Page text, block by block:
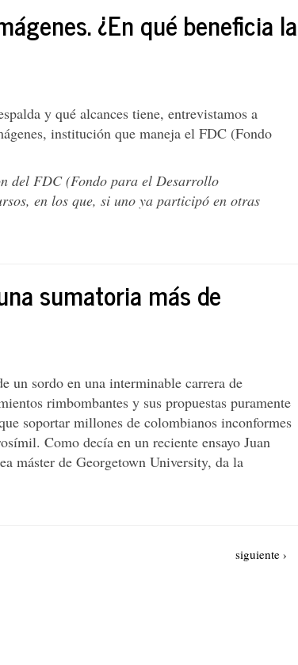
¿En qué beneficia la
y qué alcances tiene, entrevistamos a
institución que maneja el FDC (Fondo
del FDC (Fondo para el Desarrollo
en los que, si uno ya participó en otras
sumatoria más de
un sordo en una interminable carrera de
rimbombantes y sus propuestas puramente
soportar millones de colombianos inconformes
Como decía en un reciente ensayo Juan
máster de Georgetown University, da la
Siguiente
siguiente ›